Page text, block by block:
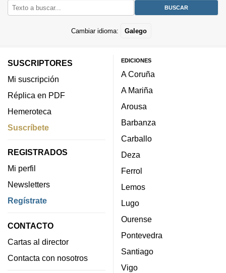
Cambiar idioma: Galego
SUSCRIPTORES
Mi suscripción
Réplica en PDF
Hemeroteca
Suscríbete
REGISTRADOS
Mi perfil
Newsletters
Regístrate
CONTACTO
Cartas al director
Contacta con nosotros
EDICIONES
A Coruña
A Mariña
Arousa
Barbanza
Carballo
Deza
Ferrol
Lemos
Lugo
Ourense
Pontevedra
Santiago
Vigo